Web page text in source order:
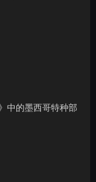
中的墨西哥特种部